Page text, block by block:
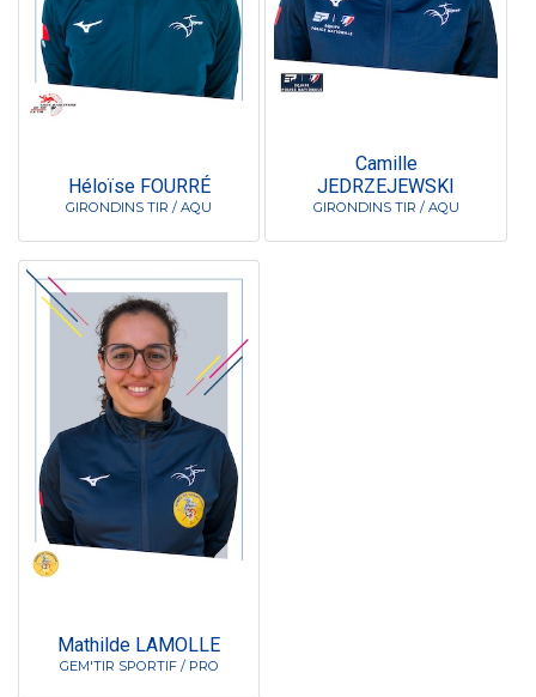
Héloïse FOURRÉ
GIRONDINS TIR / AQU
Camille
JEDRZEJEWSKI
GIRONDINS TIR / AQU
Mathilde LAMOLLE
GEM'TIR SPORTIF / PRO